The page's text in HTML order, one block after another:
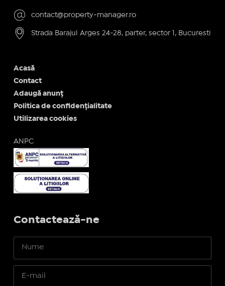
contact@property-manager.ro
Strada Barajul Arges 24-28, parter, sector 1, Bucuresti
Acasă
Contact
Adaugă anunț
Politica de confidențialitate
Utilizarea cookies
ANPC
Contactează-ne